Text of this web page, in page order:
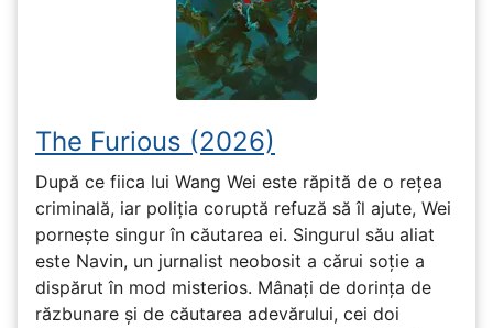
The Furious (2026)
După ce fiica lui Wang Wei este răpită de o rețea
criminală, iar poliția coruptă refuză să îl ajute, Wei
pornește singur în căutarea ei. Singurul său aliat
este Navin, un jurnalist neobosit a cărui soție a
dispărut în mod misterios. Mânați de dorința de
răzbunare și de căutarea adevărului, cei doi